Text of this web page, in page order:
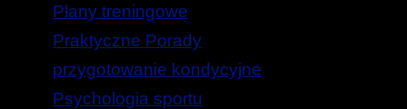
Plany treningowe
Praktyczne Porady
przygotowanie kondycyjne
Psychologia sportu